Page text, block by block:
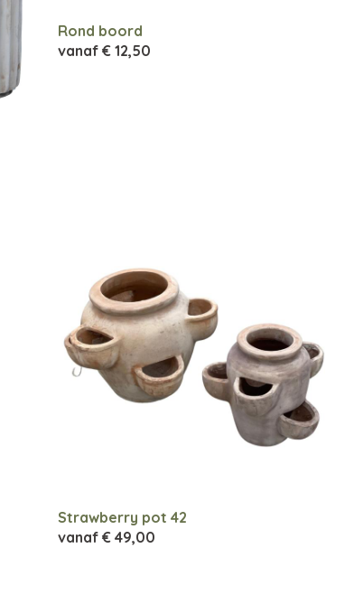
Rond boord
vanaf € 12,50
Strawberry pot 42
vanaf € 49,00